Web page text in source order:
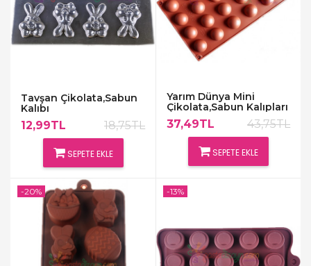
Tavşan Çikolata,Sabun
Kalıbı
12,99TL 18,75TL
SEPETE EKLE
Yarım Dünya Mini
Çikolata,Sabun Kalıpları
37,49TL 43,75TL
SEPETE EKLE
-20% -13%